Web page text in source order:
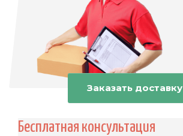
Заказать доставку
Бесплатная консультация